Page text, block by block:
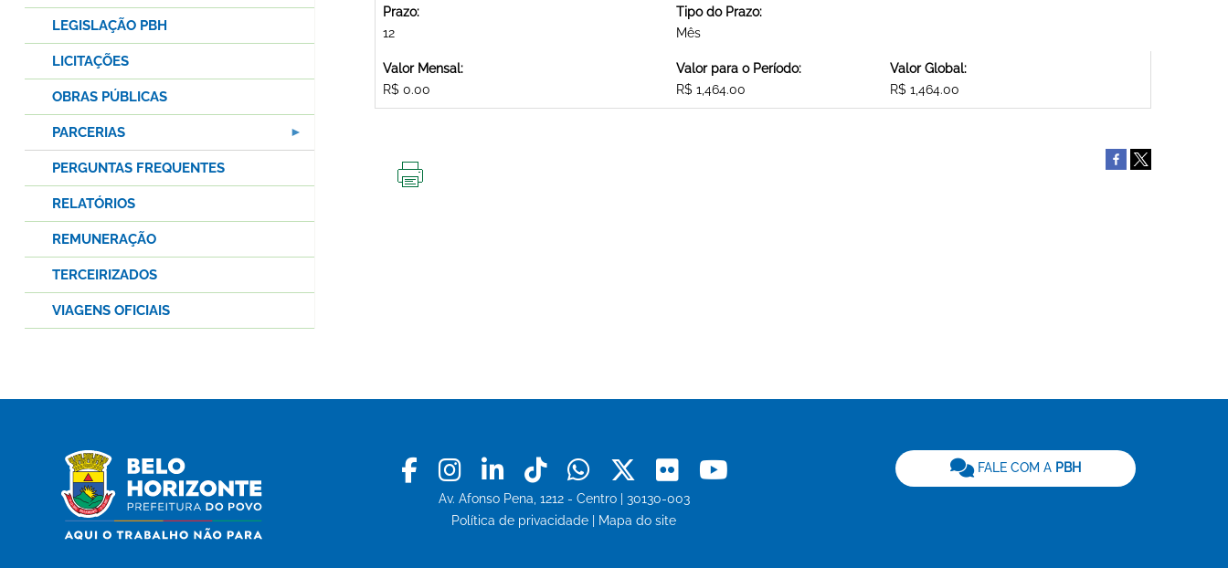
Prazo:
12
Tipo do Prazo:
Mês
Valor Mensal:
R$ 0.00
Valor para o Período:
R$ 1,464.00
Valor Global:
R$ 1,464.00
LEGISLAÇÃO PBH
LICITAÇÕES
OBRAS PÚBLICAS
PARCERIAS
PERGUNTAS FREQUENTES
RELATÓRIOS
REMUNERAÇÃO
TERCEIRIZADOS
VIAGENS OFICIAIS
Facebook
Instagram
LinkedinTiktokWhatsapp
X Flickr
Av. Afonso Pena, 1212 - Centro | 30130-003
Política de privacidade
Mapa do site
FALE COM A PBH